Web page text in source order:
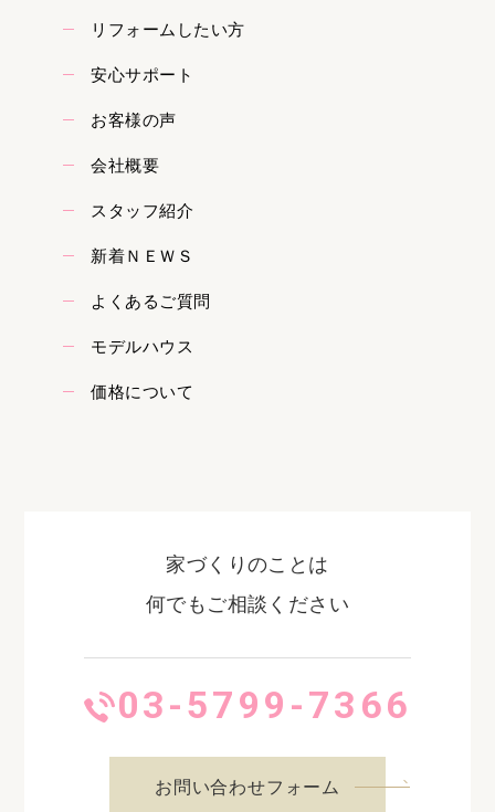
リフォームしたい方
安心サポート
お客様の声
会社概要
スタッフ紹介
新着ＮＥＷＳ
よくあるご質問
モデルハウス
価格について
家づくりのことは
何でもご相談ください
03-5799-7366
お問い合わせフォーム